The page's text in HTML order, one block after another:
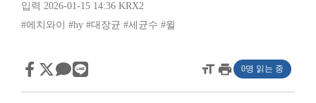
입력 2026-01-15 14:36 KRX2
#에치와이
#hy #대장균 #세균수 #윌
format_sizeprint 0명 읽는 중